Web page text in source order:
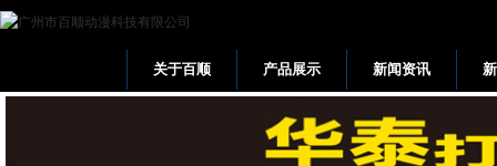
网站首页
关于百顺 产品展示 新闻资讯